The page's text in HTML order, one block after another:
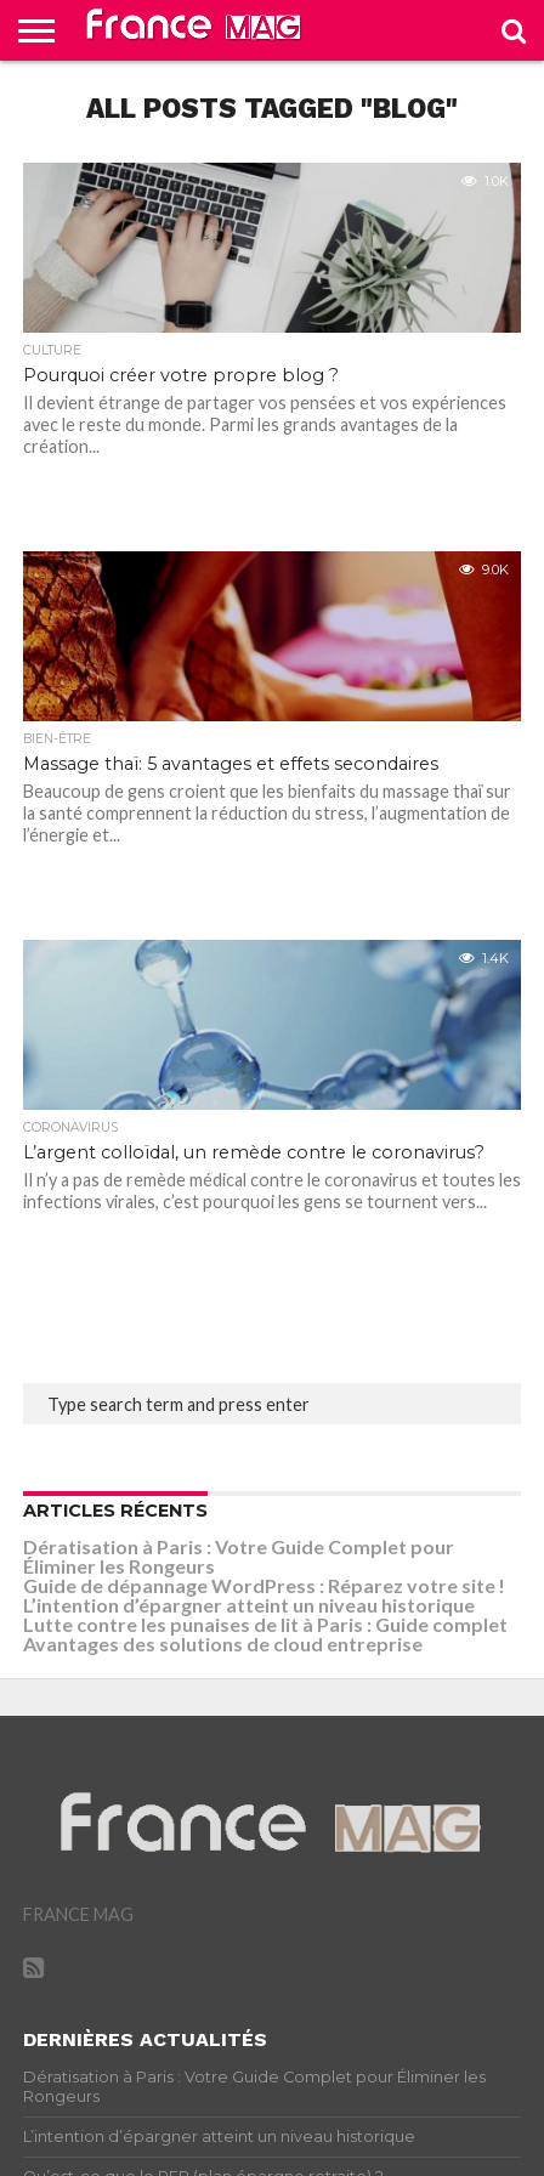
FROM
FRANCE
HOME
SLIDEALL POSTS TAGGED "BLOG"
1.0K
CULTURE
Pourquoi créer votre propre blog ?
Il devient étrange de partager vos pensées et vos expériences
avec le reste du monde. Parmi les grands avantages de la
création...
9.0K
BIEN-ÊTRE
Massage thaï: 5 avantages et effets secondaires
Beaucoup de gens croient que les bienfaits du massage thaï sur
la santé comprennent la réduction du stress, l’augmentation de
l’énergie et...
1.4K
CORONAVIRUS
L’argent colloïdal, un remède contre le coronavirus?
Il n’y a pas de remède médical contre le coronavirus et toutes les
infections virales, c’est pourquoi les gens se tournent vers...
ARTICLES RÉCENTS
Dératisation à Paris : Votre Guide Complet pour
Éliminer les Rongeurs
Guide de dépannage WordPress : Réparez votre site !
L’intention d’épargner atteint un niveau historique
Lutte contre les punaises de lit à Paris : Guide complet
Avantages des solutions de cloud entreprise
FRANCE MAG
DERNIÈRES ACTUALITÉS
Dératisation à Paris : Votre Guide Complet pour Éliminer les
Rongeurs
L’intention d’épargner atteint un niveau historique